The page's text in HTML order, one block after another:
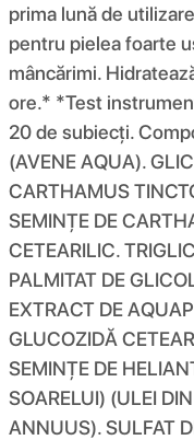
prima lună de
pentru pielea foarte
mâncărimi.
ore.* *Test
20 de subiecți.
(AVENE AQUA).
CARTHAMUS
SEMINȚE DE
CETEARILIC.
PALMITAT DE
EXTRACT DE
GLUCOZIDĂ
SEMINȚE DE
SOARELUI) (ULEI
ANNUUS). SULFAT